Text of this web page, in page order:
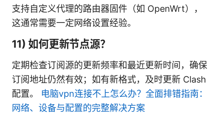
支持自定义代理的路由器固件（如 OpenWrt），
这通常需要一定网络设置经验。
11) 如何更新节点源？
定期检查订阅源的更新频率和最近更新时间，确保
订阅地址仍然有效；如有新格式，及时更新 Clash
配置。 电脑vpn连接不上怎么办？全面排错指南：
网络、设备与配置的完整解决方案